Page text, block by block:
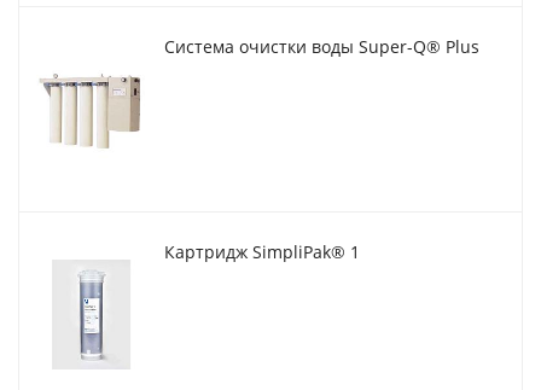
Система очистки воды Super-Q® Plus
Картридж SimpliPak® 1